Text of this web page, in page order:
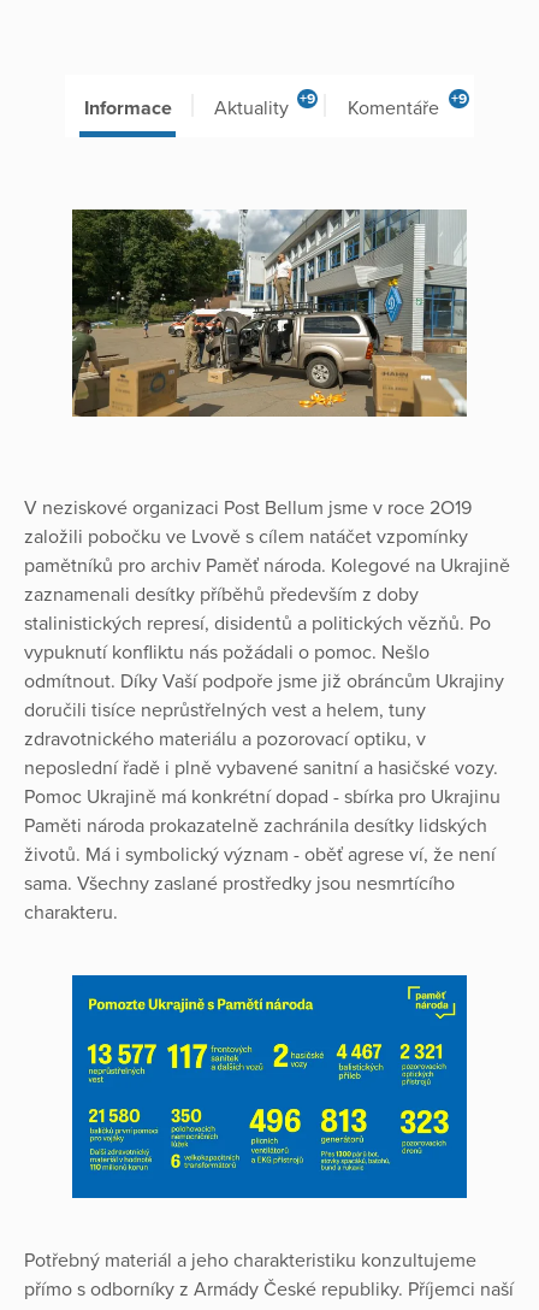
Informace Aktuality +9 Komentáře +9
V neziskové organizaci Post Bellum jsme v roce 2O19
založili pobočku ve Lvově s cílem natáčet vzpomínky
pamětníků pro archiv Paměť národa. Kolegové na Ukrajině
zaznamenali desítky příběhů především z doby
stalinistických represí, disidentů a politických vězňů. Po
vypuknutí konfliktu nás požádali o pomoc. Nešlo
odmítnout. Díky Vaší podpoře jsme již obráncům Ukrajiny
doručili tisíce neprůstřelných vest a helem, tuny
zdravotnického materiálu a pozorovací optiku, v
neposlední řadě i plně vybavené sanitní a hasičské vozy.
Pomoc Ukrajině má konkrétní dopad - sbírka pro Ukrajinu
Paměti národa prokazatelně zachránila desítky lidských
životů. Má i symbolický význam - oběť agrese ví, že není
sama. Všechny zaslané prostředky jsou nesmrtícího
charakteru.
Potřebný materiál a jeho charakteristiku konzultujeme
přímo s odborníky z Armády České republiky. Příjemci naší